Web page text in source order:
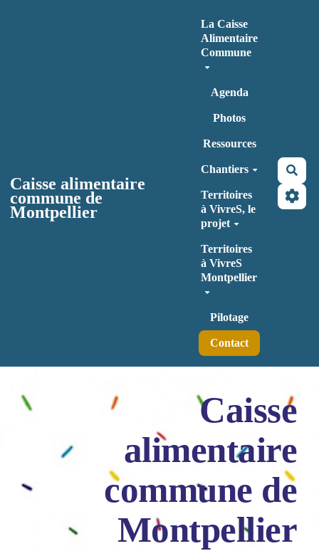
Caisse alimentaire
commune de
Montpellier
La Caisse
Alimentaire
Commune
Agenda
Photos
Ressources
Chantiers
Territoires
à VivreS, le
projet
Territoires
à VivreS
Montpellier
Pilotage
Contact
Caisse
alimentaire
commune de
Montpellier